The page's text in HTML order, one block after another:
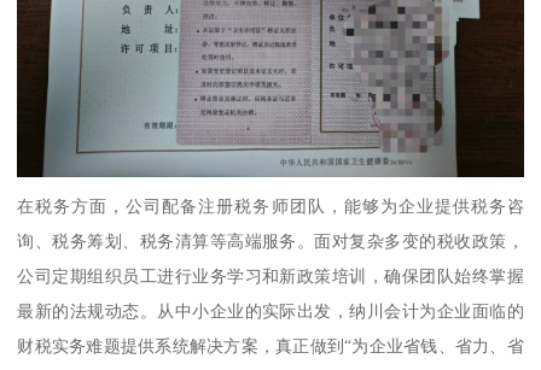
在税务方面，公司配备注册税务师团队，能够为企业提供税务咨
询、税务筹划、税务清算等高端服务。面对复杂多变的税收政策，
公司定期组织员工进行业务学习和新政策培训，确保团队始终掌握
最新的法规动态。从中小企业的实际出发，纳川会计为企业面临的
财税实务难题提供系统解决方案，真正做到“为企业省钱、省力、省